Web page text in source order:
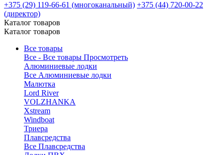
+375 (29) 119-66-61 (многоканальный) +375 (44) 720-00-22
(директор)
Каталог товаров
Каталог товаров
Все товары
Все - Все товары Просмотреть
Алюминиевые лодки
Все Алюминиевые лодки
Малютка
Lord River
VOLZHANKA
Xstream
Windboat
Триера
Плавсредства
Все Плавсредства